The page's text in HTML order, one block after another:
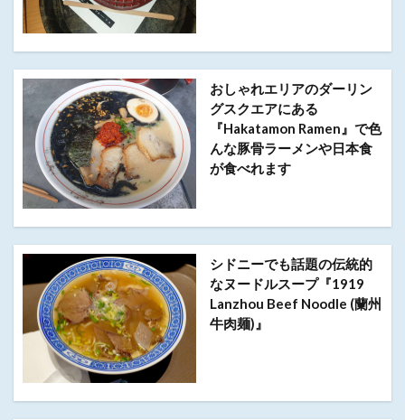
おしゃれエリアのダーリン
グスクエアにある
『Hakatamon Ramen』で色
んな豚骨ラーメンや日本食
が食べれます
シドニーでも話題の伝統的
なヌードルスープ『1919
Lanzhou Beef Noodle (蘭州
牛肉麺)』